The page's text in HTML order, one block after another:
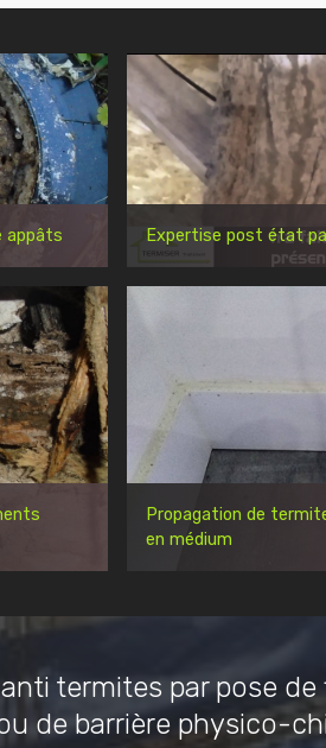
appâts Expertise post état
Propagation de
en médium
termites par pose
de barrière physico-